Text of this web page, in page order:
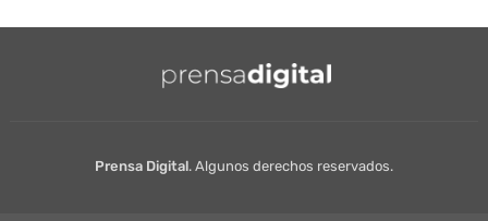
Prensa Digital. Algunos derechos reservados.